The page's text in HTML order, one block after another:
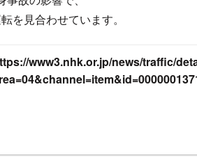
を見合わせています。
www3.nhk.or.jp/news/traffic/